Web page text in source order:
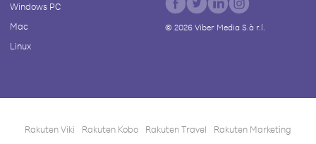
Windows PC
Mac
Linux
© 2026Viber Media S.à r.l.
Rakuten Viki Rakuten Kobo Rakuten Travel Rakuten Marketing